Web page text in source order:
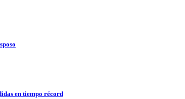
en tiempo récord